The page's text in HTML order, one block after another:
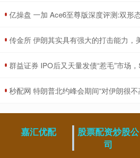
亿操盘 一加 Ace6至尊版深度评测:双形态一枪封
传金所 伊朗其实具有强大的打击能力，美以对伊朗动武
群益证券 IPO后又天量发债“惹毛”市场，SpaceX债券直逼“
秒配网 特朗普北约峰会期间“对伊朗很不高兴”，美军当天发动打击；古巴再次全国
嘉汇优配
股票配资炒股公
司